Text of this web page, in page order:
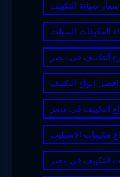
صيانة التكييف
المكيفات السبلت
التكييف فى مصر
افضل انواع التكييف
التكييف فى مصر
مكيفات الاسبليت
التكييف في مصر